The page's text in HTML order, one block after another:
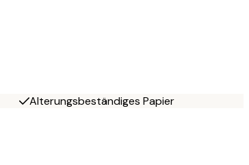
Alterungsbeständiges Papier